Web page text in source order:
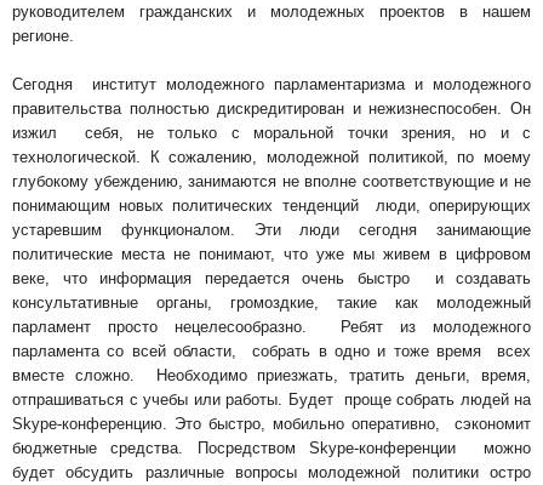
руководителем гражданских и молодежных проектов в нашем
регионе.
Сегодня институт молодежного парламентаризма и молодежного
правительства полностью дискредитирован и нежизнеспособен. Он
изжил себя, не только с моральной точки зрения, но и с
технологической. К сожалению, молодежной политикой, по моему
глубокому убеждению, занимаются не вполне соответствующие и не
понимающим новых политических тенденций люди, оперирующих
устаревшим функционалом. Эти люди сегодня занимающие
политические места не понимают, что уже мы живем в цифровом
веке, что информация передается очень быстро и создавать
консультативные органы, громоздкие, такие как молодежный
парламент просто нецелесообразно. Ребят из молодежного
парламента со всей области, собрать в одно и тоже время всех
вместе сложно. Необходимо приезжать, тратить деньги, время,
отпрашиваться с учебы или работы. Будет проще собрать людей на
Skype-конференцию. Это быстро, мобильно оперативно, сэкономит
бюджетные средства. ПосредствомSkype-конференции можно
будет обсудить различные вопросы молодежной политики остро